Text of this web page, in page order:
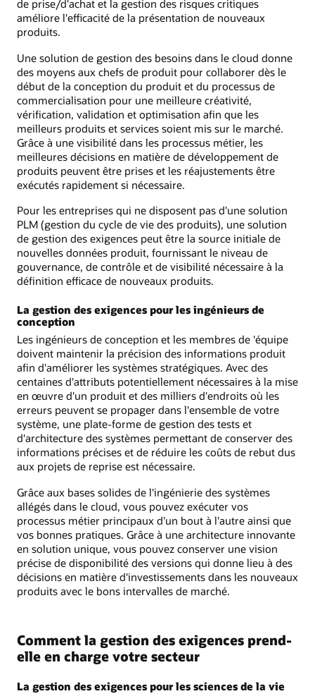
de prise/d'achat et la gestion des risques critiques
améliore l'efficacité de la présentation de nouveaux
produits.
Une solution de gestion des besoins dans le cloud donne
des moyens aux chefs de produit pour collaborer dès le
début de la conception du produit et du processus de
commercialisation pour une meilleure créativité,
vérification, validation et optimisation afin que les
meilleurs produits et services soient mis sur le marché.
Grâce à une visibilité dans les processus métier, les
meilleures décisions en matière de développement de
produits peuvent être prises et les réajustements être
exécutés rapidement si nécessaire.
Pour les entreprises qui ne disposent pas d'une solution
PLM (gestion du cycle de vie des produits), une solution
de gestion des exigences peut être la source initiale de
nouvelles données produit, fournissant le niveau de
gouvernance, de contrôle et de visibilité nécessaire à la
définition efficace de nouveaux produits.
La gestion des exigences pour les ingénieurs de
conception
Les ingénieurs de conception et les membres de 'équipe
doivent maintenir la précision des informations produit
afin d'améliorer les systèmes stratégiques. Avec des
centaines d'attributs potentiellement nécessaires à la mise
en œuvre d'un produit et des milliers d'endroits où les
erreurs peuvent se propager dans l'ensemble de votre
système, une plate-forme de gestion des tests et
d'architecture des systèmes permettant de conserver des
informations précises et de réduire les coûts de rebut dus
aux projets de reprise est nécessaire.
Grâce aux bases solides de l'ingénierie des systèmes
allégés dans le cloud, vous pouvez exécuter vos
processus métier principaux d'un bout à l'autre ainsi que
vos bonnes pratiques. Grâce à une architecture innovante
en solution unique, vous pouvez conserver une vision
précise de disponibilité des versions qui donne lieu à des
décisions en matière d'investissements dans les nouveaux
produits avec le bons intervalles de marché.
Comment la gestion des exigences prend-
elle en charge votre secteur
La gestion des exigences pour les sciences de la vie